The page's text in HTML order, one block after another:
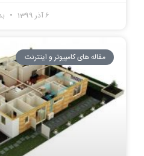
6 آذر 1399
مقاله های کامپیوتر و اینترنت